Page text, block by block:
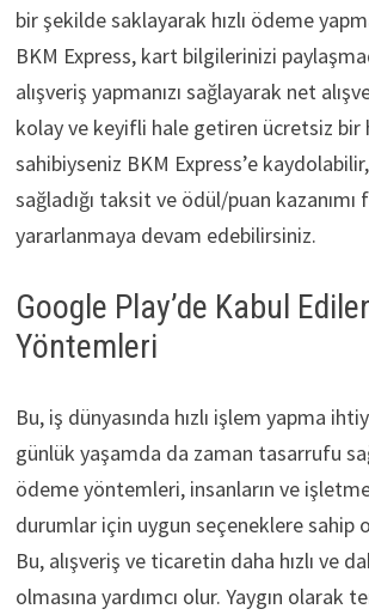
bir şekilde saklayarak hızlı ödeme
BKM Express, kart bilgilerinizi
alışveriş yapmanızı sağlayarak net
kolay ve keyifli hale getiren ücretsiz
sahibiyseniz BKM Express’e kaydolabilir,
sağladığı taksit ve ödül/puan kazanımı
yararlanmaya devam edebilirsiniz.
Google Play’de Kabul
Yöntemleri
Bu, iş dünyasında hızlı işlem yapma
günlük yaşamda da zaman tasarrufu
ödeme yöntemleri, insanların ve
durumlar için uygun seçeneklere sahip
Bu, alışveriş ve ticaretin daha hızlı ve
olmasına yardımcı olur. Yaygın olarak